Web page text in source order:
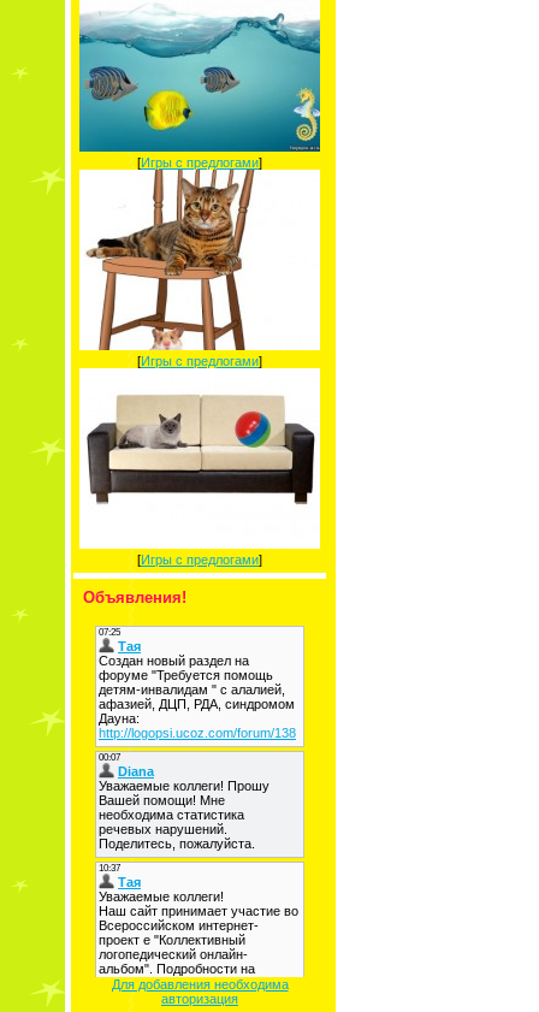
[Игры с предлогами]
[Игры с предлогами]
[Игры с предлогами]
Объявления!
Для добавления необходима
авторизация